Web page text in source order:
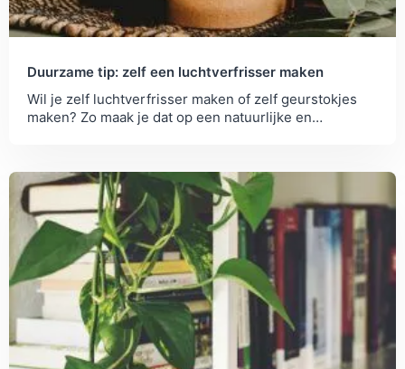
Duurzame tip: zelf een luchtverfrisser maken
Wil je zelf luchtverfrisser maken of zelf geurstokjes
maken? Zo maak je dat op een natuurlijke en